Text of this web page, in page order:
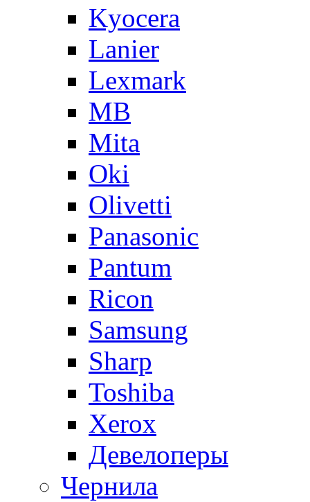
Kyocera
Lanier
Lexmark
MB
Mita
Oki
Olivetti
Panasonic
Pantum
Ricon
Samsung
Sharp
Toshiba
Xerox
Девелоперы
Чернила